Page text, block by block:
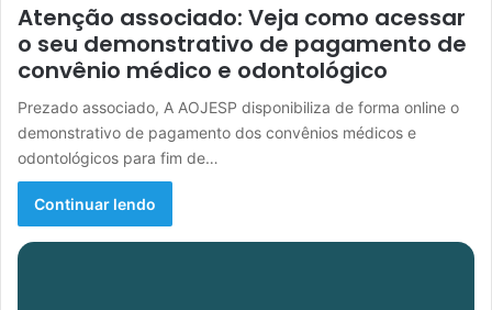
Atenção associado: Veja como acessar
o seu demonstrativo de pagamento de
convênio médico e odontológico
Prezado associado, A AOJESP disponibiliza de forma online o
demonstrativo de pagamento dos convênios médicos e
odontológicos para fim de…
Continuar lendo